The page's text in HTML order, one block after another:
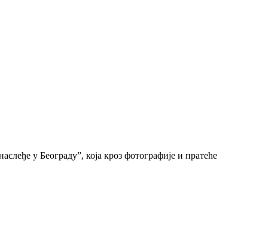
у Београду”, која кроз фотографије и пратеће